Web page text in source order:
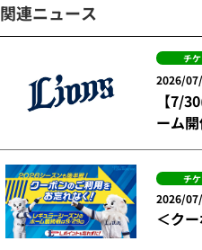
関連ニュース
チ
2026/
【7/
ーム開
チ
2026/
＜ク